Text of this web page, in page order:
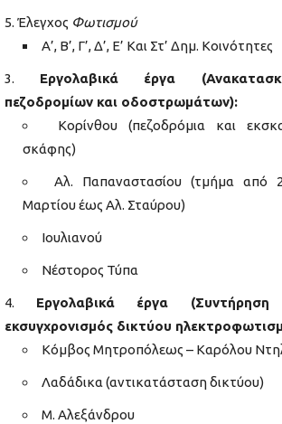
Έλεγχος Φωτισμού
Α’, Β’, Γ’, Δ’, Ε’ Και Στ’ Δημ. Κοινότητες
Εργολαβικά έργα
πεζοδρομίων και οδοστρωμάτων):
Κορίνθου (πεζοδρόμια και
σκάφης)
Αλ. Παπαναστασίου (τμήμα από
Μαρτίου έως Αλ. Σταύρου)
Ιουλιανού
Νέστορος Τύπα
Εργολαβικά έργα (Συντήρηση
εκσυγχρονισμός δικτύου
Κόμβος Μητροπόλεως – Καρόλου
Λαδάδικα (αντικατάσταση δικτύου)
Μ. Αλεξάνδρου